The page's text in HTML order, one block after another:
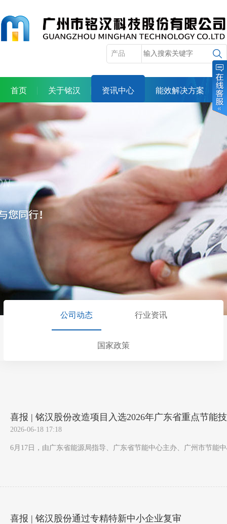
首页 关于铭汉 资讯中心 能效解决方案
服务体系 人力资源
投资者关系
公司动态 行业资讯
国家政策
喜报 | 铭汉股份改造项目入选2026年广东省重点节能
2026-06-18 17:18
6月17日，由广东省能源局指导、广东省节能中心主办、广州市节能
喜报 | 铭汉股份通过专精特新中小企业复审